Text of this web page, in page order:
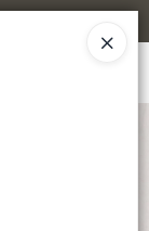
la Tienda